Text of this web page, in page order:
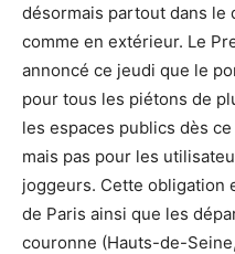
désormais partout dans le
comme en extérieur. Le
annoncé ce jeudi que le
pour tous les piétons de
les espaces publics dès
mais pas pour les
joggeurs. Cette obligation
de Paris ainsi que les
couronne (Hauts-de-